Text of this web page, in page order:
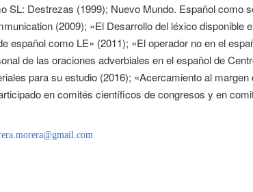
SL: Destrezas (1999); Nuevo Mundo. Español como
(2009); «El Desarrollo del léxico disponible
español como LE» (2011); «El operador no en el
de las oraciones adverbiales en el español de
para su estudio (2016); «Acercamiento al
en comités científicos de congresos y en